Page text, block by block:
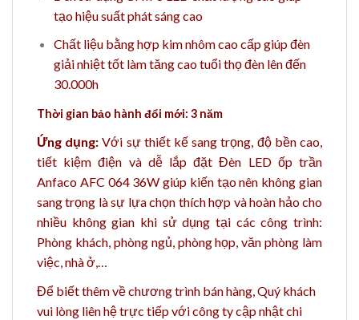
tạo hiệu suất phát sáng cao
Chất liệu bằng hợp kim nhôm cao cấp giúp đèn
giải nhiệt tốt làm tăng cao tuổi thọ đèn lên đến
30.000h
Thời gian bảo hành đổi mới: 3 năm
Ứng dụng:Với sự thiết kế sang trọng, độ bền cao,
tiết kiệm điện và dễ lắp đặt Đèn LED ốp trần
Anfaco AFC 064 36W giúp kiến tạo nên không gian
sang trọng là sự lựa chọn thích hợp và hoàn hảocho
nhiều không gian khi sử dụng tại các công trình:
Phòng khách, phòng ngủ, phòng họp, văn phòng làm
việc, nhà ở,…
Để biết thêm về chương trình bán hàng,Quý khách
vui lòng liên hệ trực tiếp với công ty cập nhật chi